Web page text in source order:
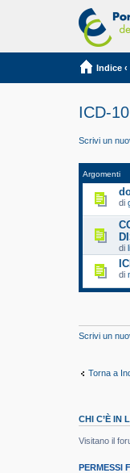
Indice ‹
ICD-10
Scrivi un
Argomenti
di
di
di
Scrivi un
Torna a
CHI C’È IN
Visitano il
PERMESSI